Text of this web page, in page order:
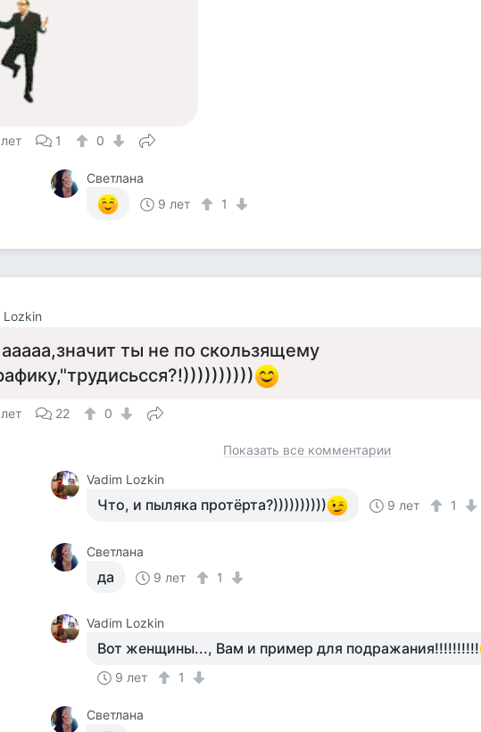
1 0
Светлана
9 лет
1
Lozkin
ты не по скользящему
22 0
Показать все комментарии
Vadim Lozkin
Что, и пыляка протёрта?)))))))))) 9 лет 1
Светлана
да 9 лет 1
Vadim Lozkin
Вот женщины..., Вам и пример для подражания!!!!!!!!!!
9 лет 1
Светлана